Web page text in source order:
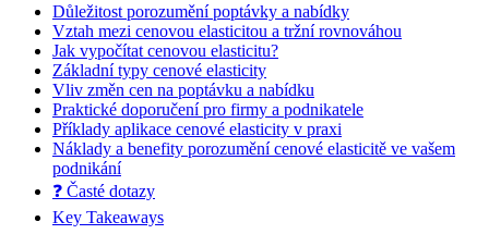
Důležitost porozumění poptávky a nabídky
Vztah mezi cenovou elasticitou a tržní rovnováhou
Jak vypočítat cenovou elasticitu?
Základní typy cenové elasticity
Vliv změn cen na poptávku a nabídku
Praktické doporučení pro firmy a podnikatele
Příklady aplikace cenové elasticity v praxi
Náklady a benefity porozumění cenové elasticitě ve vašem
podnikání
❓ Časté dotazy
Key Takeaways